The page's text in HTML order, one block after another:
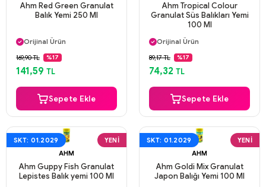
Ahm Red Green Granulat
Balık Yemi 250 Ml
Orijinal Ürün
Güvenli Ödeme
Aynı Gün Kargo
169,90 TL %17
141,59 TL
Sepete Ekle
Ahm Tropical Colour
Granulat Süs Balıkları Yemi
100 Ml
Aynı Gün Kargo
Orijinal Ürün
Güvenli Ödeme
Aynı Gün Kargo
89,17 TL %17
74,32 TL
Sepete Ekle
SKT: 01.2029
YENI
AHM
Ahm Guppy Fish Granulat
Lepistes Balık yemi 100 Ml
Aynı Gün Kargo
SKT: 01.2029
YENI
AHM
Ahm Goldi Mix Granulat
Japon Balığı Yemi 100 Ml
Aynı Gün Kargo